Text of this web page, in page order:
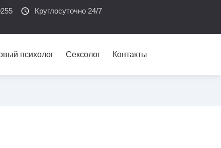
schedule Круглосуточно 24/7
психолог Сексолог Контакты